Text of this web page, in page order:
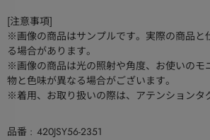
[注意事項]
※画像の商品はサンプルです。実際の商品と
る場合があります。
※画像の商品は光の照射や角度、お使いのモ
物と色味が異なる場合がございます。
※着用、お取り扱いの際は、アテンションタ
品番
420JSY56-2351